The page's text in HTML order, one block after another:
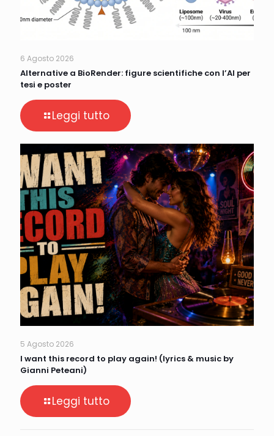
6 Agosto 2026
Alternative a BioRender: figure scientifiche con l’AI per
tesi e poster
Leggi tutto
5 Agosto 2026
I want this record to play again! (lyrics & music by
Gianni Peteani)
Leggi tutto